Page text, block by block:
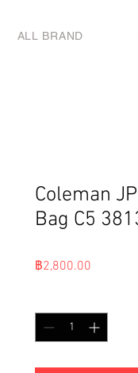
ALL BRAND
Coleman
Bag C5
฿2,800.00